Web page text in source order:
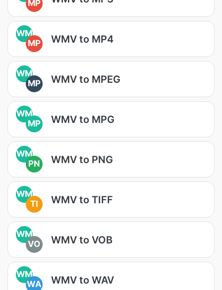
MP
WM
MP
WMV to MP4
WM
MP
WMV to MPEG
WM
MP
WMV to MPG
WM
PN
WMV to PNG
WM
TI
WMV to TIFF
WM
VO
WMV to VOB
WM
WA
WMV to WAV